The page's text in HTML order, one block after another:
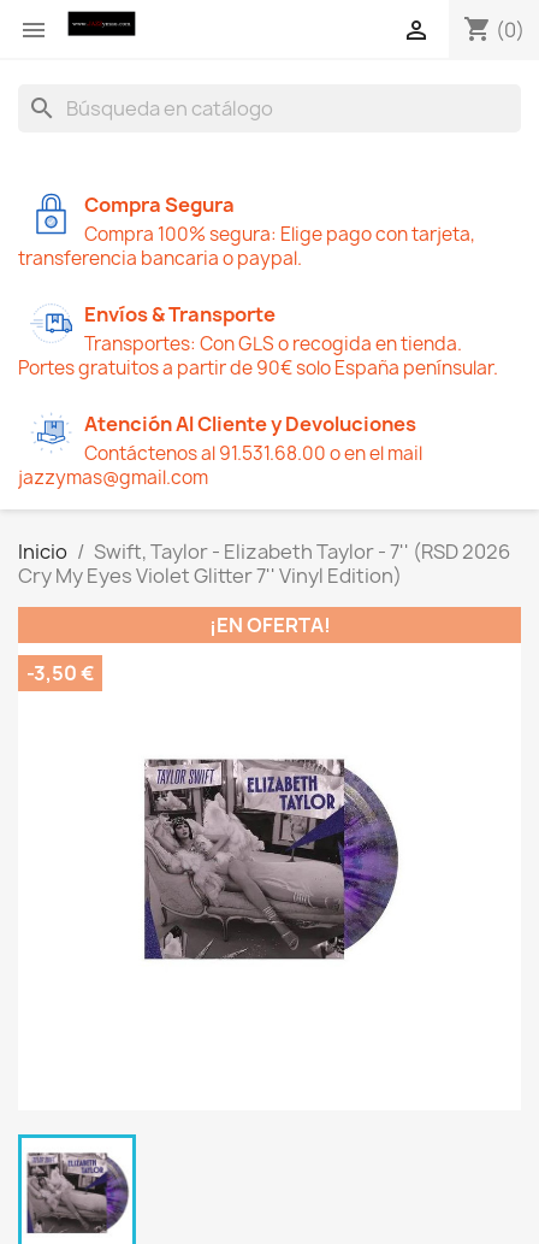
 shopping_cart (0)

search
Compra Segura
Compra 100% segura: Elige pago con tarjeta,
transferencia bancaria o paypal.
Envíos & Transporte
Transportes: Con GLS o recogida en tienda.
Portes gratuitos a partir de 90€ solo España penínsular.
Atención Al Cliente y Devoluciones
Contáctenos al 91.531.68.00 o en el mail
jazzymas@gmail.com
Inicio
Swift, Taylor - Elizabeth Taylor - 7'' (RSD 2026
Cry My Eyes Violet Glitter 7'' Vinyl Edition)
¡EN OFERTA!
-3,50 €